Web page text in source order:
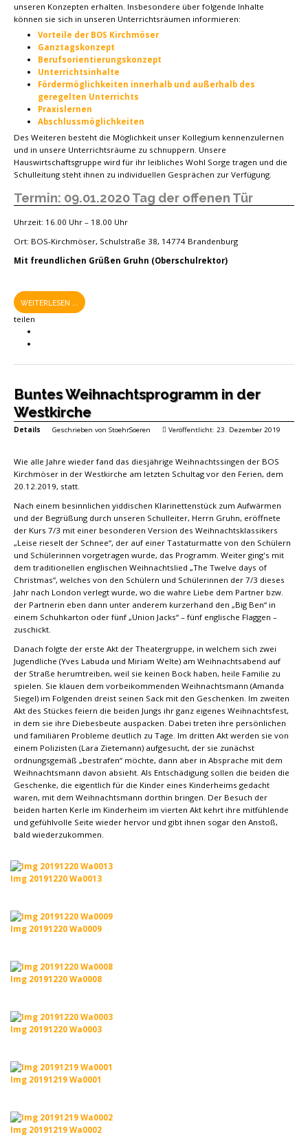
unseren Konzepten erhalten. Insbesondere über folgende Inhalte
können sie sich in unseren Unterrichtsräumen informieren:
Vorteile der BOS Kirchmöser
Ganztagskonzept
Berufsorientierungskonzept
Unterrichtsinhalte
Fördermöglichkeiten innerhalb und außerhalb des
geregelten Unterrichts
Praxislernen
Abschlussmöglichkeiten
Des Weiteren besteht die Möglichkeit unser Kollegium kennenzulernen
und in unsere Unterrichtsräume zu schnuppern. Unsere
Hauswirtschaftsgruppe wird für ihr leibliches Wohl Sorge tragen und die
Schulleitung steht ihnen zu individuellen Gesprächen zur Verfügung.
Termin: 09.01.2020 Tag der offenen Tür
Uhrzeit: 16.00 Uhr – 18.00 Uhr
Ort: BOS-Kirchmöser, Schulstraße 38, 14774 Brandenburg
Mit freundlichen Grüßen Gruhn (Oberschulrektor)
WEITERLESEN ...
teilen
Buntes Weihnachtsprogramm in der
Westkirche
Details Geschrieben von StoehrSoeren Veröffentlicht: 23. Dezember 2019
Wie alle Jahre wieder fand das diesjährige Weihnachtssingen der BOS
Kirchmöser in der Westkirche am letzten Schultag vor den Ferien, dem
20.12.2019, statt.
Nach einem besinnlichen yiddischen Klarinettenstück zum Aufwärmen
und der Begrüßung durch unseren Schulleiter, Herrn Gruhn, eröffnete
der Kurs 7/3 mit einer besonderen Version des Weihnachtsklassikers
„Leise rieselt der Schnee“, der auf einer Tastaturmatte von den Schülern
und Schülerinnen vorgetragen wurde, das Programm. Weiter ging's mit
dem traditionellen englischen Weihnachtslied „The Twelve days of
Christmas“, welches von den Schülern und Schülerinnen der 7/3 dieses
Jahr nach London verlegt wurde, wo die wahre Liebe dem Partner bzw.
der Partnerin eben dann unter anderem kurzerhand den „Big Ben“ in
einem Schuhkarton oder fünf „Union Jacks“ – fünf englische Flaggen –
zuschickt.
Danach folgte der erste Akt der Theatergruppe, in welchem sich zwei
Jugendliche (Yves Labuda und Miriam Welte) am Weihnachtsabend auf
der Straße herumtreiben, weil sie keinen Bock haben, heile Familie zu
spielen. Sie klauen dem vorbeikommenden Weihnachtsmann (Amanda
Siegel) im Folgenden dreist seinen Sack mit den Geschenken. Im zweiten
Akt des Stückes feiern die beiden Jungs ihr ganz eigenes Weihnachtsfest,
in dem sie ihre Diebesbeute auspacken. Dabei treten ihre persönlichen
und familiären Probleme deutlich zu Tage. Im dritten Akt werden sie von
einem Polizisten (Lara Zietemann) aufgesucht, der sie zunächst
ordnungsgemäß „bestrafen“ möchte, dann aber in Absprache mit dem
Weihnachtsmann davon absieht. Als Entschädigung sollen die beiden die
Geschenke, die eigentlich für die Kinder eines Kinderheims gedacht
waren, mit dem Weihnachtsmann dorthin bringen. Der Besuch der
beiden harten Kerle im Kinderheim im vierten Akt kehrt ihre mitfühlende
und gefühlvolle Seite wieder hervor und gibt ihnen sogar den Anstoß,
bald wiederzukommen.
Img 20191220 Wa0013
Img 20191220 Wa0009
Img 20191220 Wa0008
Img 20191220 Wa0003
Img 20191219 Wa0001
Img 20191219 Wa0002